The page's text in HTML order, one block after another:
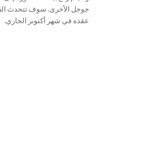
عقده في شهر أكتوبر الجاري.